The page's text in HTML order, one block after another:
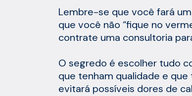
Lembre-se que você fará
que você não “fique no
contrate uma consultoria
O segredo é escolher tudo
que tenham qualidade e
evitará possíveis dores de